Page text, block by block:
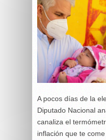
A pocos días de la
Diputado Nacional
canaliza el
inflación que te